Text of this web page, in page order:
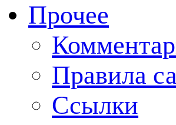
Прочее
Правила
Ссылки